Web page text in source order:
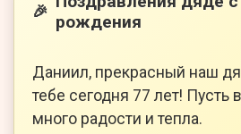
🎉 рождения
Даниил, прекрасный наш
тебе сегодня 77 лет! Пусть
много радости и тепла.